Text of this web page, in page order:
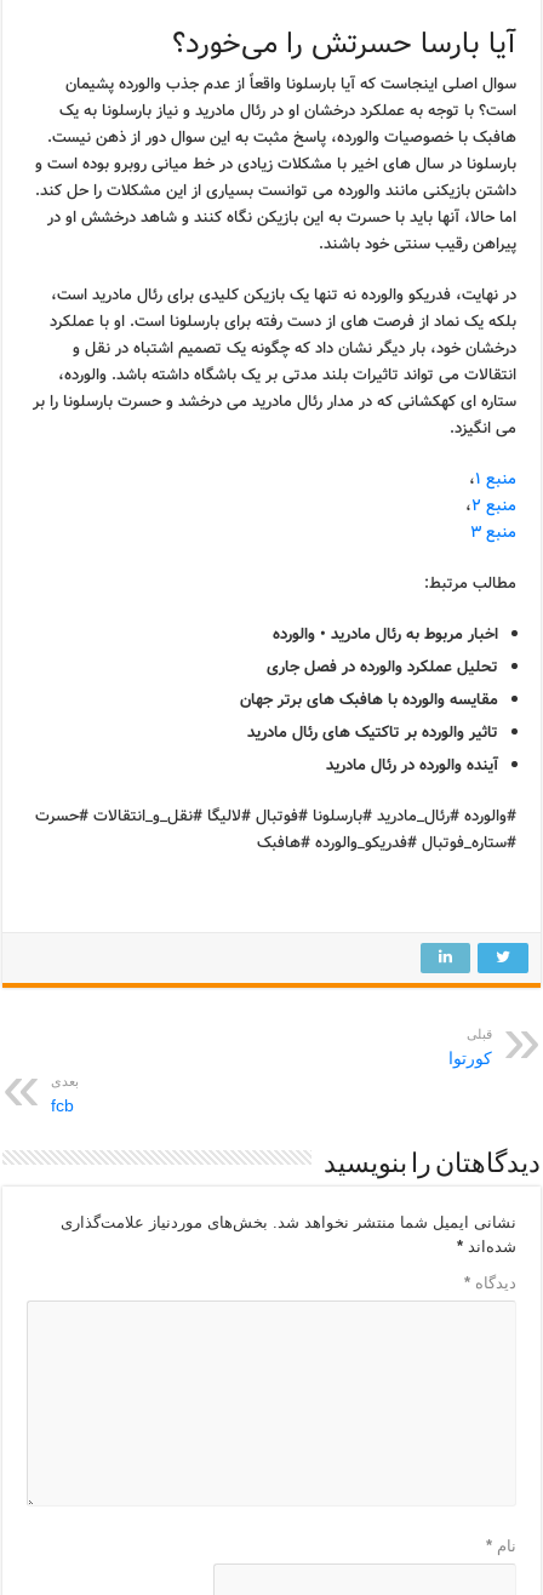
آیا بارسا حسرتش را می‌خورد؟
سوال اصلی اینجاست که آیا بارسلونا واقعاً از عدم جذب والورده پشیمان
است؟ با توجه به عملکرد درخشان او در رئال مادرید و نیاز بارسلونا به یک
هافبک با خصوصیات والورده، پاسخ مثبت به این سوال دور از ذهن نیست.
بارسلونا در سال های اخیر با مشکلات زیادی در خط میانی روبرو بوده است و
داشتن بازیکنی مانند والورده می توانست بسیاری از این مشکلات را حل کند.
اما حالا، آنها باید با حسرت به این بازیکن نگاه کنند و شاهد درخشش او در
پیراهن رقیب سنتی خود باشند.
در نهایت، فدریکو والورده نه تنها یک بازیکن کلیدی برای رئال مادرید است،
بلکه یک نماد از فرصت های از دست رفته برای بارسلونا است. او با عملکرد
درخشان خود، بار دیگر نشان داد که چگونه یک تصمیم اشتباه در نقل و
انتقالات می تواند تاثیرات بلند مدتی بر یک باشگاه داشته باشد. والورده،
ستاره ای کهکشانی که در مدار رئال مادرید می درخشد و حسرت بارسلونا را بر
می انگیزد.
منبع ۱ ،
منبع ۲
،
منبع ۳
مطالب مرتبط:
اخبار مربوط به رئال مادرید • والورده
تحلیل عملکرد والورده در فصل جاری
مقایسه والورده با هافبک های برتر جهان
تاثیر والورده بر تاکتیک های رئال مادرید
آینده والورده در رئال مادرید
#والورده #رئال_مادرید #بارسلونا #فوتبال #لالیگا #نقل_و_انتقالات #حسرت
#ستاره_فوتبال #فدریکو_والورده #هافبک
قبلی
کورتوا
بعدی
fcb
دیدگاهتان را بنویسید
نشانی ایمیل شما منتشر نخواهد شد.
بخش‌های موردنیاز علامت‌گذاری
شده‌اند*
دیدگاه*
نام*